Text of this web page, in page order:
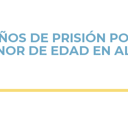
DE PRISIÓN
DE EDAD EN